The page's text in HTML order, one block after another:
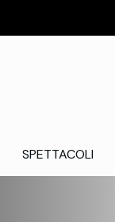
SPETTACOLI